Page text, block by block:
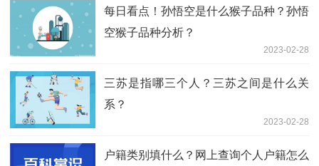
每日看点！孙悟空是什么猴子品种？孙悟
空猴子品种分析？
2023-02-28
三苏是指哪三个人？三苏之间是什么关
系？
2023-02-28
户籍类别填什么？网上查询个人户籍怎么